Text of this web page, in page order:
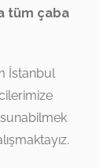
tüm çaba
İstanbul